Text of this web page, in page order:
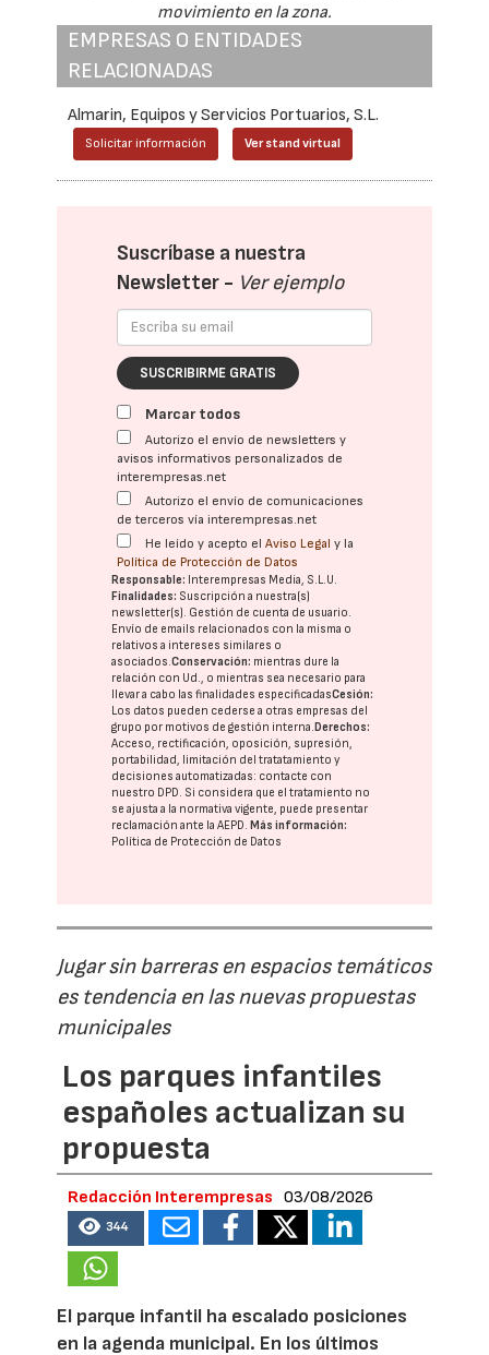
movimiento en la zona.
EMPRESAS O ENTIDADES
RELACIONADAS
Almarin, Equipos y Servicios Portuarios, S.L.
Solicitar información Ver stand virtual
Suscríbase a nuestra
Newsletter - Ver ejemplo
SUSCRIBIRME GRATIS
Marcar todos
Autorizo el envío de newsletters y
avisos informativos personalizados de
interempresas.net
Autorizo el envío de comunicaciones
de terceros vía interempresas.net
He leído y acepto elAviso Legal y la
Política de Protección de Datos
Responsable: Interempresas Media, S.L.U.
Finalidades: Suscripción a nuestra(s)
newsletter(s). Gestión de cuenta de usuario.
Envío de emails relacionados con la misma o
relativos a intereses similares o
asociados.Conservación: mientras dure la
relación con Ud., o mientras sea necesario para
llevar a cabo las finalidades especificadasCesión:
Los datos pueden cederse a otras empresas del
grupo por motivos de gestión interna.Derechos:
Acceso, rectificación, oposición, supresión,
portabilidad, limitación del tratatamiento y
decisiones automatizadas: contacte con
nuestro DPD. Si considera que el tratamiento no
se ajusta a la normativa vigente, puede presentar
reclamación ante laAEPD.Más información:
Política de Protección de Datos
Jugar sin barreras en espacios temáticos
es tendencia en las nuevas propuestas
municipales
Los parques infantiles
españoles actualizan su
propuesta
Redacción Interempresas 03/08/2026
344
El parque infantil ha escalado posiciones
en la agenda municipal. En los últimos